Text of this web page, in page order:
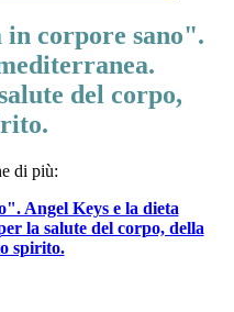
in corpore sano".
del corpo,
di più:
Angel Keys e la dieta
la salute del corpo, della
spirito.